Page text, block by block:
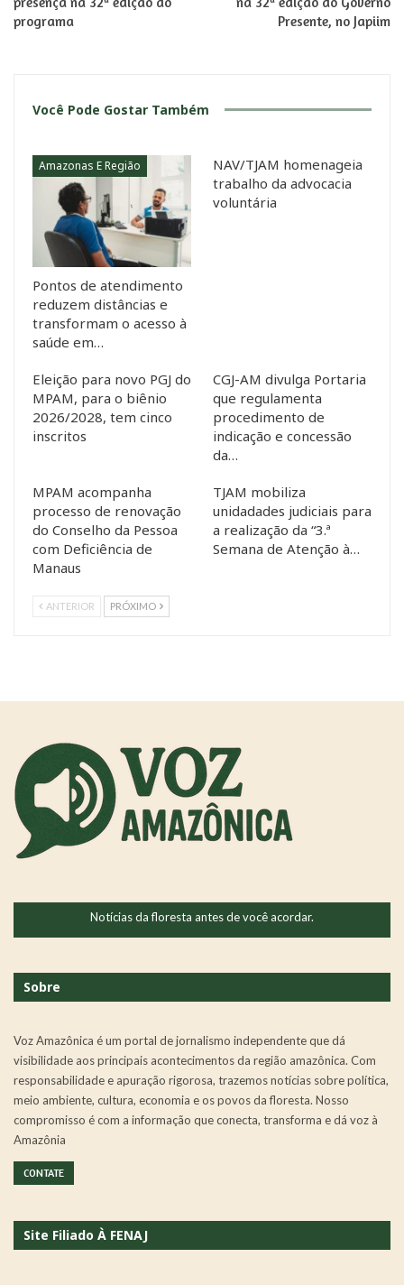
programa
Presente, no Japiim
Você Pode Gostar Também
Amazonas E Região
Pontos de atendimento
reduzem distâncias e
transformam o acesso à
saúde em…
NAV/TJAM homenageia
trabalho da advocacia
voluntária
Eleição para novo PGJ do
MPAM, para o biênio
2026/2028, tem cinco
inscritos
CGJ-AM divulga Portaria
que regulamenta
procedimento de
indicação e concessão
da…
MPAM acompanha
processo de renovação
do Conselho da Pessoa
com Deficiência de
Manaus
TJAM mobiliza
unidadades judiciais para
a realização da “3.ª
Semana de Atenção à…
ANTERIOR PRÓXIMO
Notícias da floresta antes de você acordar.
Sobre
Voz Amazônica é um portal de jornalismo independente que dá
visibilidade aos principais acontecimentos da região amazônica. Com
responsabilidade e apuração rigorosa, trazemos notícias sobre política,
meio ambiente, cultura, economia e os povos da floresta. Nosso
compromisso é com a informação que conecta, transforma e dá voz à
Amazônia
CONTATE
Site Filiado À FENAJ